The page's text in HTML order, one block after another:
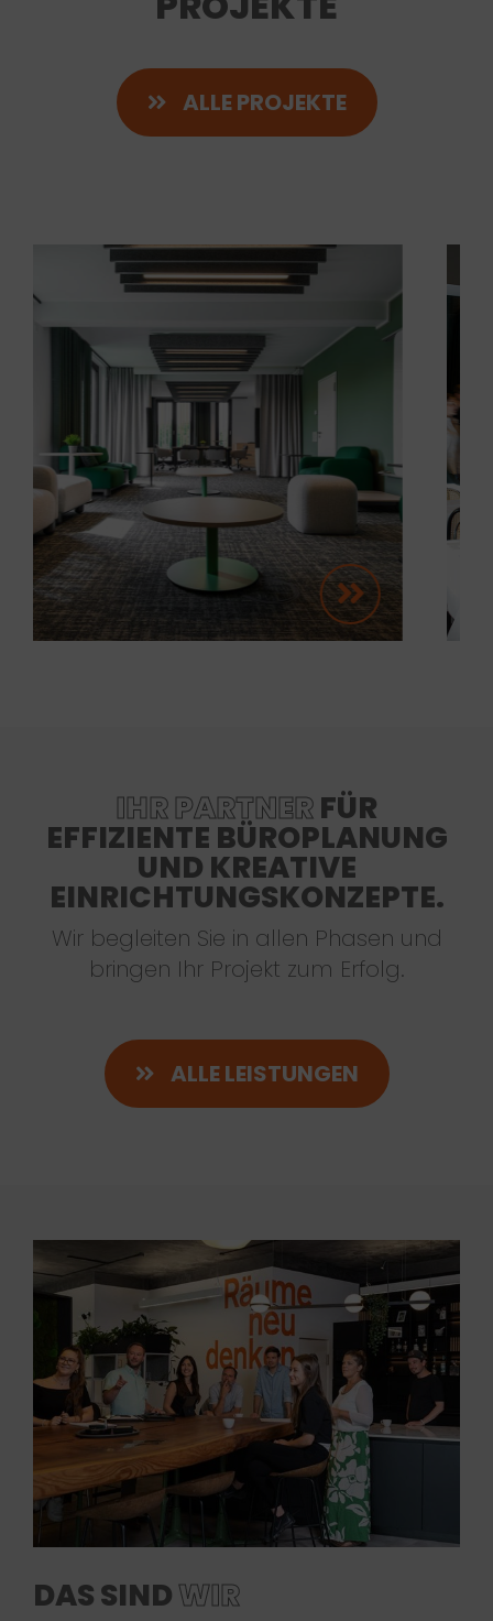
ALLE PROJEKTE
IHR PARTNERFÜR
EFFIZIENTE BÜROPLANUNG
UND KREATIVE
EINRICHTUNGSKONZEPTE.
Wir begleiten Sie in allen Phasen und
bringen Ihr Projekt zum Erfolg.
ALLE LEISTUNGEN
DAS SINDWIR